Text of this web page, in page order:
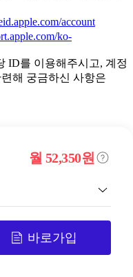
account
ko-
ID를 이용해주시고, 계정
해 궁금하신 사항은
어렵습니다.
월 52,350원
바로가입